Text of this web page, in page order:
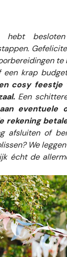
hebt
te
krap
cosy
Een
eventuele
rekening
afsluiten of
We
écht de